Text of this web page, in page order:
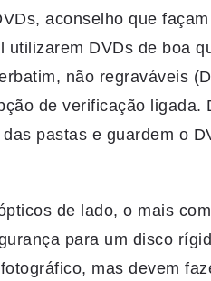
aconselho que
utilizarem DVDs de boa
não regraváveis
de verificação
pastas e guardem o
de lado, o mais
para um disco
mas devem